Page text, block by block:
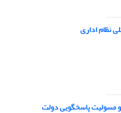
نظام اداری
مسولیت پاسخگویی دولت